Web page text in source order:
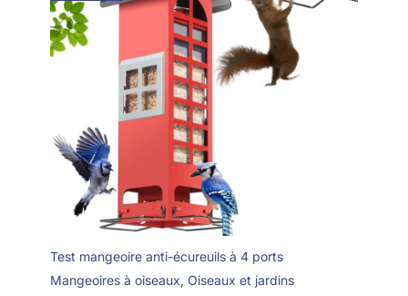
Test mangeoire anti-écureuils à 4 ports
Mangeoires à oiseaux, Oiseaux et jardins